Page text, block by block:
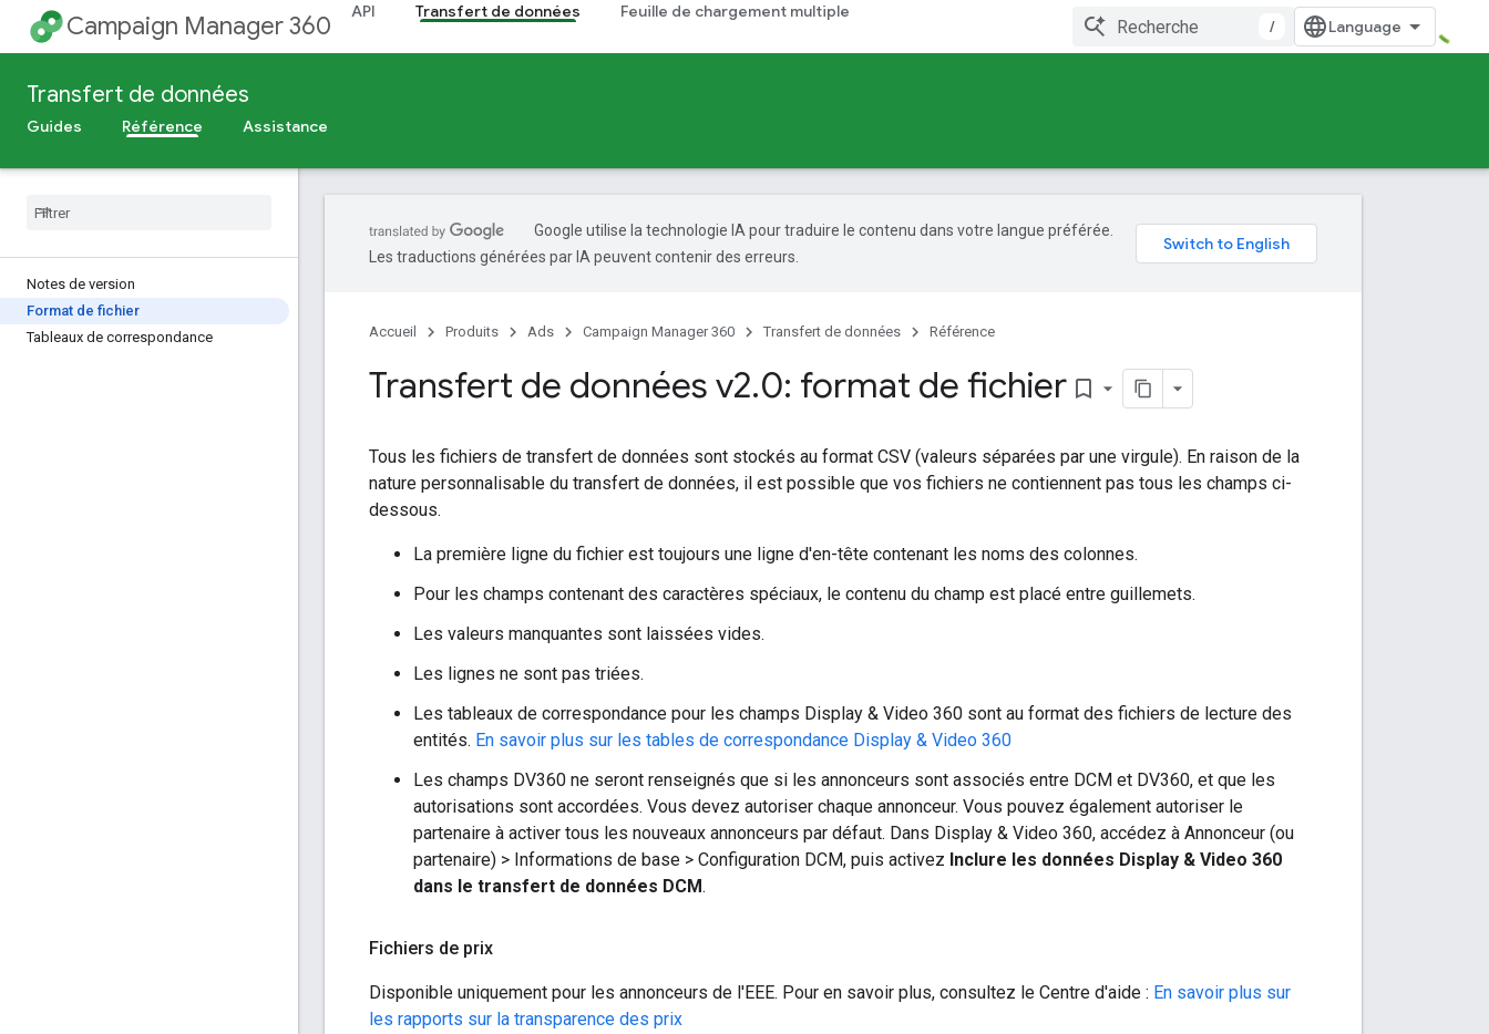
Campaign Manager 360 API Transfert de données Feuille de chargement multiple
/
Transfert de données
Guides Référence Assistance
Notes de version
Format de fichier
Tableaux de correspondance
Google utilise la technologie IA pour traduire le contenu dans votre langue préférée.
Les traductions générées par IA peuvent contenir des erreurs.
Accueil Produits Ads Campaign Manager 360 Transfert de données Référence
Transfert de données v2.0: format de fichier bookmark_border
Tous les fichiers de transfert de données sont stockés au format CSV (valeurs séparées par une virgule). En raison de la
nature personnalisable du transfert de données, il est possible que vos fichiers ne contiennent pas tous les champs ci-
dessous.
La première ligne du fichier est toujours une ligne d'en-tête contenant les noms des colonnes.
Pour les champs contenant des caractères spéciaux, le contenu du champ est placé entre guillemets.
Les valeurs manquantes sont laissées vides.
Les lignes ne sont pas triées.
Les tableaux de correspondance pour les champs Display & Video 360 sont au format des fichiers de lecture des
entités. En savoir plus sur les tables de correspondance Display & Video 360
Les champs DV360 ne seront renseignés que si les annonceurs sont associés entre DCM et DV360, et que les
autorisations sont accordées. Vous devez autoriser chaque annonceur. Vous pouvez également autoriser le
partenaire à activer tous les nouveaux annonceurs par défaut. Dans Display & Video 360, accédez à Annonceur (ou
partenaire) > Informations de base > Configuration DCM, puis activez Inclure les données Display & Video 360
dans le transfert de données DCM.
Fichiers de prix
Disponible uniquement pour les annonceurs de l'EEE. Pour en savoir plus, consultez le Centre d'aide : En savoir plus sur
les rapports sur la transparence des prix